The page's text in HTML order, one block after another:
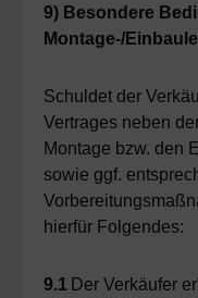
9) Besondere
Montage-/
Schuldet der
Vertrages neben
Montage bzw. den
sowie ggf.
hierfür Folgendes:
9.1 Der Verkäufer